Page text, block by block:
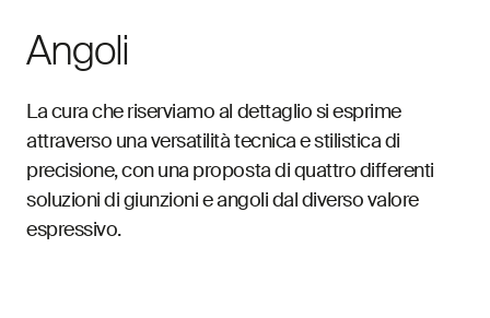
Angoli
La cura che riserviamo al dettaglio si esprime
attraverso una versatilità tecnica e stilistica di
precisione, con una proposta di quattro differenti
soluzioni di giunzioni e angoli dal diverso valore
espressivo.